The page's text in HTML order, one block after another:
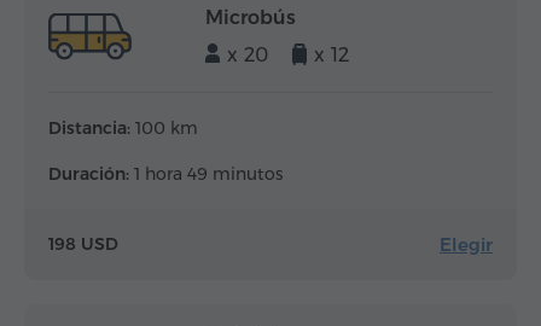
Microbús
x 20
x 12
Distancia: 100 km
Duración: 1 hora 49 minutos
198 USD Elegir